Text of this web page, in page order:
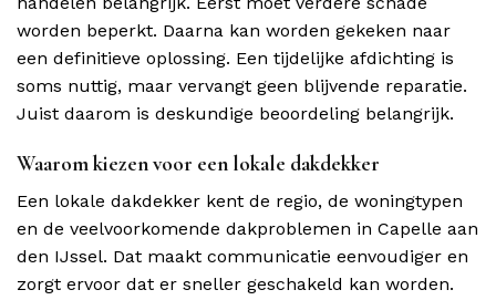
worden beperkt. Daarna kan worden gekeken naar
een definitieve oplossing. Een tijdelijke afdichting is
soms nuttig, maar vervangt geen blijvende reparatie.
Juist daarom is deskundige beoordeling belangrijk.
Waarom kiezen voor een lokale dakdekker
Een lokale dakdekker kent de regio, de woningtypen
en de veelvoorkomende dakproblemen in Capelle aan
den IJssel. Dat maakt communicatie eenvoudiger en
zorgt ervoor dat er sneller geschakeld kan worden.